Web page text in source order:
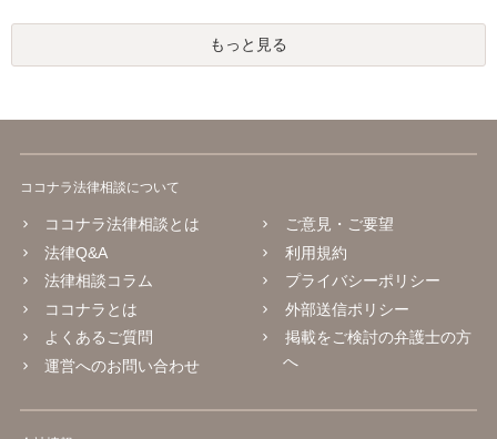
もっと見る
ココナラ法律相談について
ココナラ法律相談とは
法律Q&A
法律相談コラム
ココナラとは
よくあるご質問
運営へのお問い合わせ
ご意見・ご要望
利用規約
プライバシーポリシー
外部送信ポリシー
掲載をご検討の弁護士の方
へ